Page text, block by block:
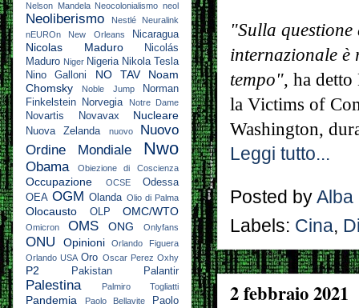
"Sulla
internazionale è
tempo", ha
la Victims of
Washington,
Leggi tutto...
Posted by Alba
Labels: Cina,
2 febbraio 2021
Nelson Mandela Neocolonialismo neol
Neoliberismo Nestlé
Neuralink
nEUROn
New Orleans Nicaragua
Nicolas Maduro
Nicolás
Maduro Niger Nigeria Nikola Tesla
Nino Galloni
NO TAV
Noam
Chomsky
Noble Jump
Norman
Finkelstein
Norvegia Notre Dame
Novartis Novavax Nucleare
Nuova Zelanda nuovo
Nuovo
Ordine Mondiale
Nwo
Obama Obiezione di Coscienza
Occupazione OCSE
Odessa
OEA OGM Olanda Olio di Palma
Olocausto OLP OMC/WTO
Omicron OMS ONG Onlyfans
ONU Opinioni
Orlando Figuera
Orlando USA Oro Oscar Perez Oxhy
P2 Pakistan Palantir
Palestina Palmiro Togliatti
Pandemia Paolo Bellavite
Paolo